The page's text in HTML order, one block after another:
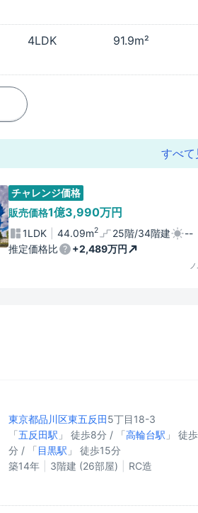
4LDK
91.9m²
すべて
チャレンジ価格
販売価格1億3,990万円
1LDK 44.09m2 25階/34階建
--
推定価格比
+2,489万円
東京都品川区東五反田5丁目18-3
「五反田駅 」 徒歩8分 / 「高輪台駅 」 徒
分 / 「目黒駅 」 徒歩15分
築14年
3階建 (26部屋) RC造